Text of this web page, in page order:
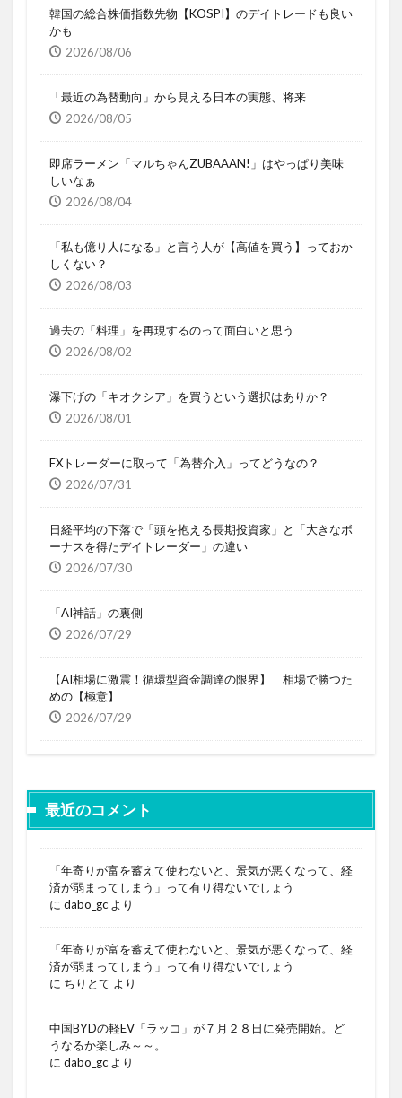
韓国の総合株価指数先物【KOSPI】のデイトレードも良い
かも
2026/08/06
「最近の為替動向」から見える日本の実態、将来
2026/08/05
即席ラーメン「マルちゃんZUBAAAN!」はやっぱり美味
しいなぁ
2026/08/04
「私も億り人になる」と言う人が【高値を買う】っておか
しくない？
2026/08/03
過去の「料理」を再現するのって面白いと思う
2026/08/02
瀑下げの「キオクシア」を買うという選択はありか？
2026/08/01
FXトレーダーに取って「為替介入」ってどうなの？
2026/07/31
日経平均の下落で「頭を抱える長期投資家」と「大きなボ
ーナスを得たデイトレーダー」の違い
2026/07/30
「AI神話」の裏側
2026/07/29
【AI相場に激震！循環型資金調達の限界】 相場で勝つた
めの【極意】
2026/07/29
最近のコメント
「年寄りが富を蓄えて使わないと、景気が悪くなって、経
済が弱まってしまう」って有り得ないでしょう
に dabo_gc より
「年寄りが富を蓄えて使わないと、景気が悪くなって、経
済が弱まってしまう」って有り得ないでしょう
に ちりとて より
中国BYDの軽EV「ラッコ」が７月２８日に発売開始。ど
うなるか楽しみ～～。
に dabo_gc より